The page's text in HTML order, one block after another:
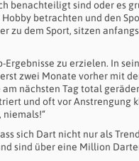
benachteiligt sind oder es
betrachten und den
zu dem Sport, sitzen
zu erzielen. In
zwei Monate vorher mit
nächsten Tag total
und oft vor Anstrengung
niemals!“
sich Dart nicht nur als
sind über eine Million